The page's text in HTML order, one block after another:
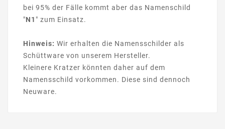
bei 95% der Fälle kommt aber das Namenschild
"N1 " zum Einsatz.
Hinweis: Wir erhalten die Namensschilder als
Schüttware von unserem Hersteller.
Kleinere Kratzer könnten daher auf dem
Namensschild vorkommen. Diese sind dennoch
Neuware.